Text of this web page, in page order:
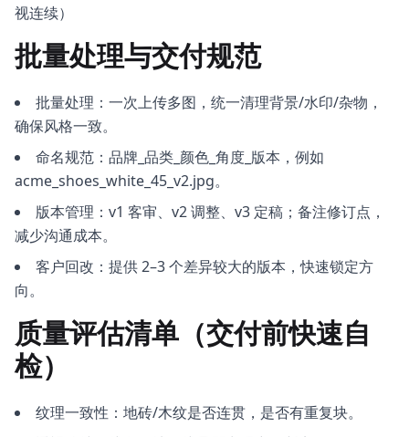
视连续）
批量处理与交付规范
批量处理：一次上传多图，统一清理背景/水印/杂物，
确保风格一致。
命名规范：品牌_品类_颜色_角度_版本，例如
acme_shoes_white_45_v2.jpg。
版本管理：v1 客审、v2 调整、v3 定稿；备注修订点，
减少沟通成本。
客户回改：提供 2–3 个差异较大的版本，快速锁定方
向。
质量评估清单（交付前快速自
检）
纹理一致性：地砖/木纹是否连贯，是否有重复块。